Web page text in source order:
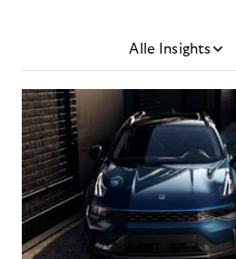
Alle Insights